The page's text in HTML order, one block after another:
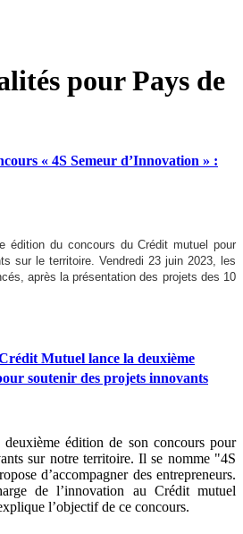
pour Pays de
« 4S Semeur d’Innovation » :
édition du concours du Crédit mutuel pour
sur le territoire. Vendredi 23 juin 2023, les
après la présentation des projets des 10
Mutuel lance la deuxième
soutenir des projets innovants
édition de son concours pour
sur notre territoire. Il se nomme "4S
d’accompagner des entrepreneurs.
de l’innovation au Crédit mutuel
l’objectif de ce concours.